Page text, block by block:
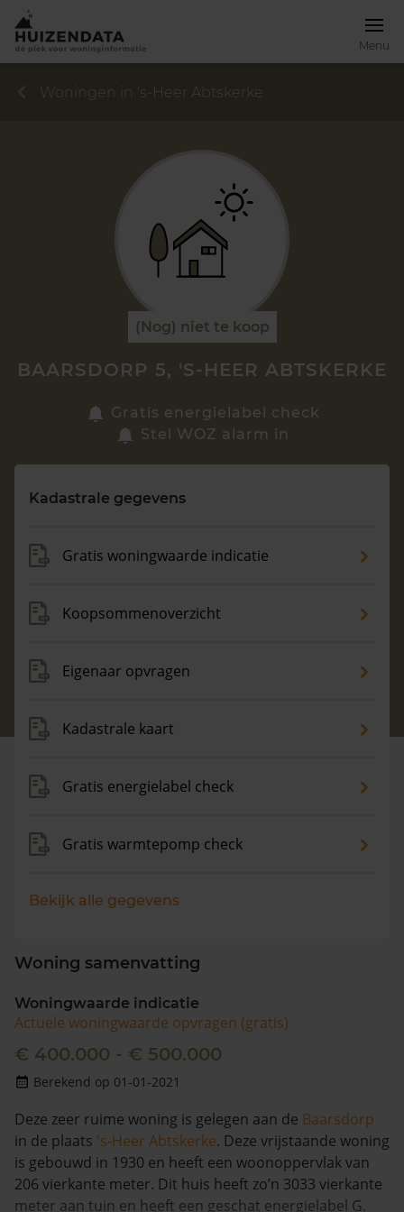
Menu
Zoek een woning
Maandag t/m vrijdag - 08:00 -18:00
Woningen in 's-Heer Abtskerke
(Nog) niet te koop
BAARSDORP 5, 'S-HEER ABTSKERKE
Gratis energielabel check
Stel WOZ alarm in
Kadastrale gegevens
Gratis woningwaarde indicatie
Koopsommenoverzicht
Eigenaar opvragen
Kadastrale kaart
Gratis energielabel check
Gratis warmtepomp check
Bekijk alle gegevens
Woning samenvatting
Woningwaarde indicatie
Actuele woningwaarde opvragen (gratis)
€ 400.000 - € 500.000
Berekend op 01-01-2021
Deze zeer ruime woning is gelegen aan de Baarsdorp
in de plaats 's-Heer Abtskerke. Deze vrijstaande woning
is gebouwd in 1930 en heeft een woonoppervlak van
206 vierkante meter. Dit huis heeft zo’n 3033 vierkante
meter aan tuin en heeft een geschat energielabel G.